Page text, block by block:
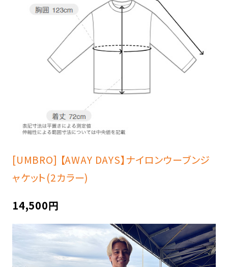
[UMBRO] 【AWAY DAYS】ナイロンウーブンジ
ャケット(2カラー)
14,500円